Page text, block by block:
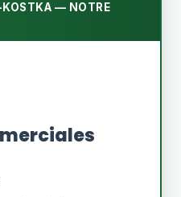
— NOTRE